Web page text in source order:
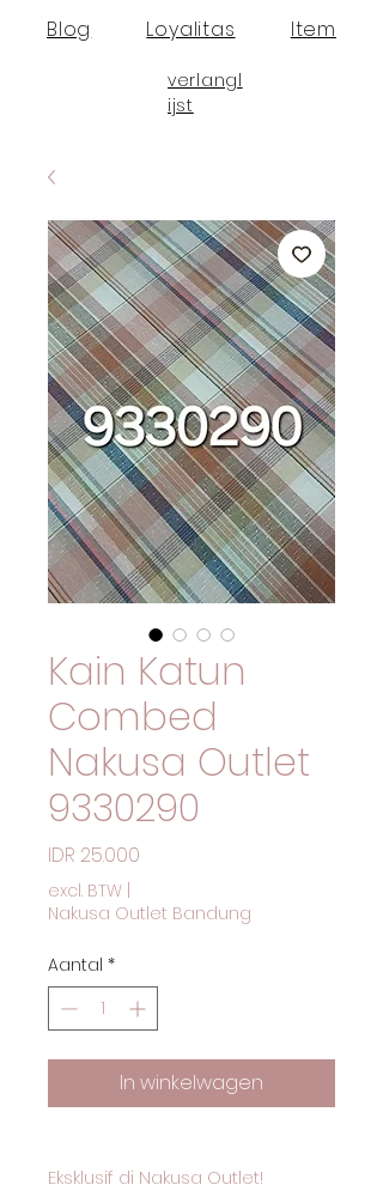
Blog Loyalitas Item
verlangl
ijst
Kain Katun
Combed
Nakusa Outlet
9330290
IDR 25.000
excl. BTW
Nakusa Outlet Bandung
Aantal *
In winkelwagen
Eksklusif di Nakusa Outlet!